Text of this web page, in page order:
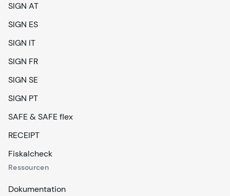
SIGN AT
SIGN ES
SIGN IT
SIGN FR
SIGN SE
SIGN PT
SAFE & SAFE flex
RECEIPT
Fiskalcheck
Ressourcen
Dokumentation